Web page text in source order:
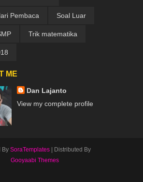
Pembaca Soal Luar
Trik matematika
ME
Dan Lajanto
View my complete profile
By SoraTemplates| Distributed By
Gooyaabi Themes